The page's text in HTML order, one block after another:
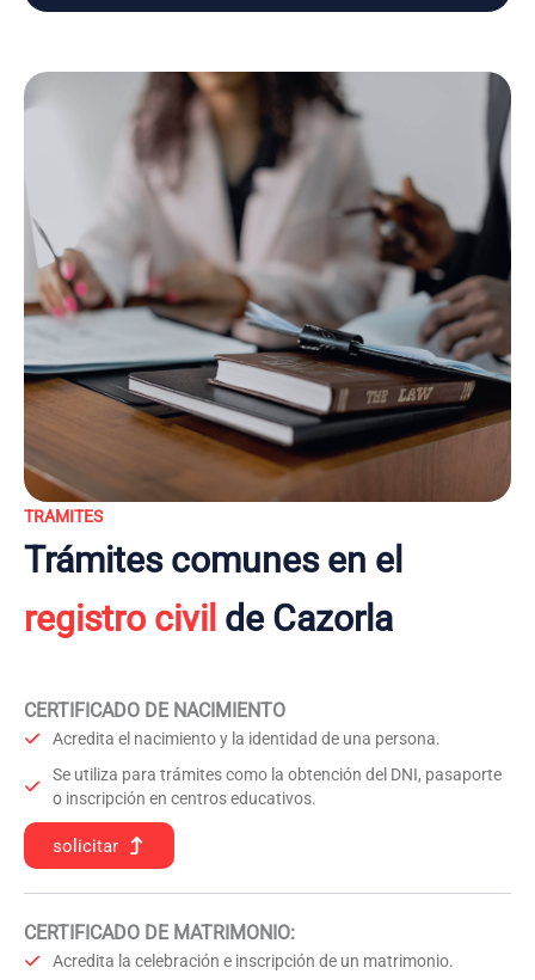
TRAMITES
Trámites comunes en el
registro civil de Cazorla
CERTIFICADO DE NACIMIENTO
Acredita el nacimiento y la identidad de una persona.
Se utiliza para trámites como la obtención del DNI, pasaporte
o inscripción en centros educativos.
solicitar
CERTIFICADO DE MATRIMONIO:
Acredita la celebración e inscripción de un matrimonio.